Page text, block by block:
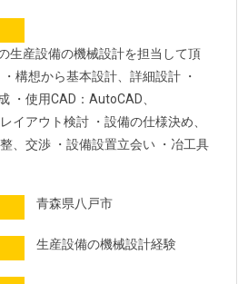
生産設備の機械設計を担当して頂
構想から基本設計、詳細設計 ・
・使用CAD：AutoCAD、
イアウト検討 ・設備の仕様決め、
、交渉 ・設備設置立会い ・冶工具
青森県八戸市
生産設備の機械設計経験